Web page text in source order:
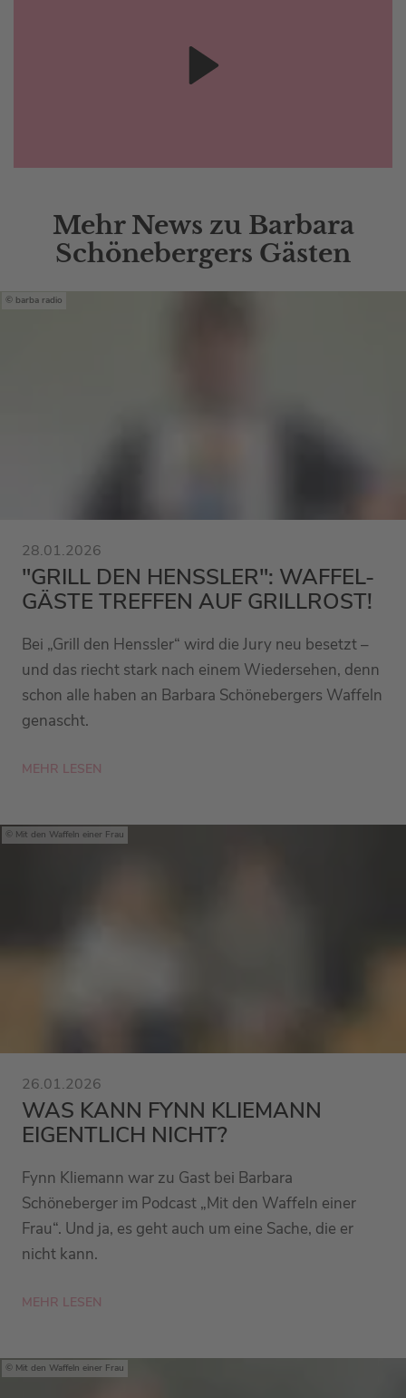
Mehr News zu Barbara
Schönebergers Gästen
barba radio
28.01.2026
"GRILL DEN HENSSLER": WAFFEL-
GÄSTE TREFFEN AUF GRILLROST!
Bei „Grill den Henssler“ wird die Jury neu besetzt –
und das riecht stark nach einem Wiedersehen, denn
schon alle haben an Barbara Schönebergers Waffeln
genascht.
MEHR LESEN
Mit den Waffeln einer Frau
26.01.2026
WAS KANN FYNN KLIEMANN
EIGENTLICH NICHT?
Fynn Kliemann war zu Gast bei Barbara
Schöneberger im Podcast „Mit den Waffeln einer
Frau“. Und ja, es geht auch um eine Sache, die er
nicht kann.
MEHR LESEN
Mit den Waffeln einer Frau